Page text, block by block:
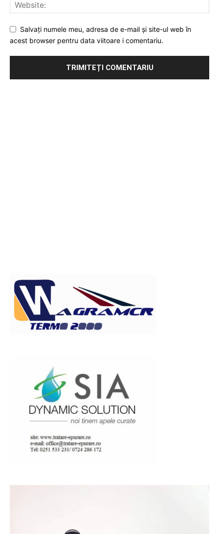
Salvați numele meu, adresa de e-mail și site-ul web în
acest browser pentru data viitoare i comentariu.